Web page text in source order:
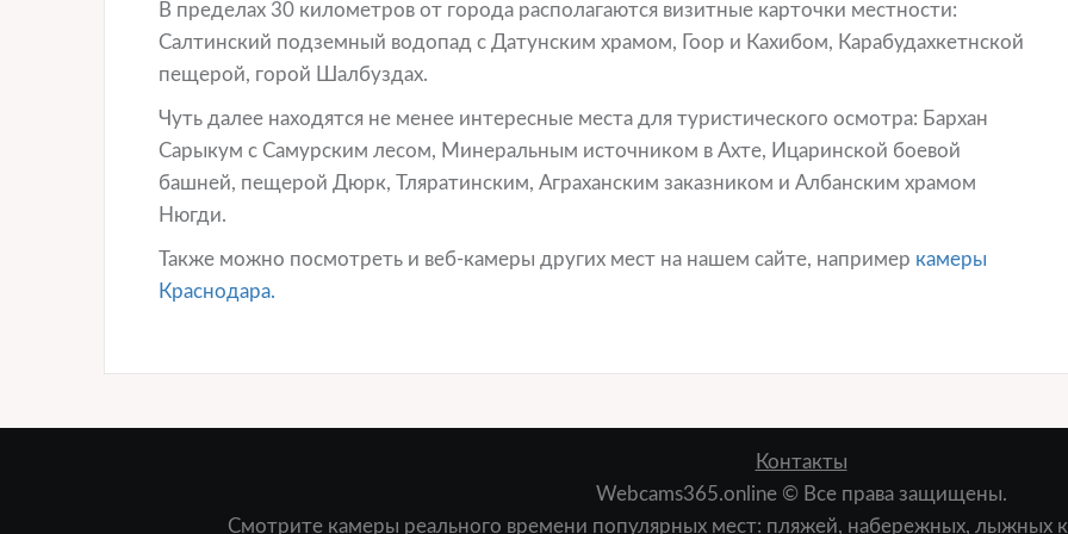
В пределах 30 километров от города располагаются визитные карточки местности:
Салтинский подземный водопад с Датунским храмом, Гоор и Кахибом, Карабудахкетнской
пещерой, горой Шалбуздах.
Чуть далее находятся не менее интересные места для туристического осмотра: Бархан
Сарыкум с Самурским лесом, Минеральным источником в Ахте, Ицаринской боевой
башней, пещерой Дюрк, Тляратинским, Аграханским заказником и Албанским храмом
Нюгди.
Также можно посмотреть и веб-камеры других мест на нашем сайте, например камеры
Краснодара.
Контакты
Webcams365.online © Все права защищены.
Смотрите камеры реального времени популярных мест: пляжей, набережных, лыжных